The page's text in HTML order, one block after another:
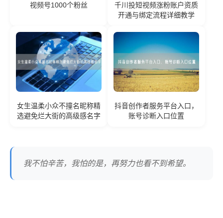
视频号1000个粉丝
千川投短视频涨粉账户资质
开通与绑定流程详细教学
女生温柔小众不撞名昵称精
选避免烂大街的高级感名字
抖音创作者服务平台入口，
账号诊断入口位置
我不怕辛苦，我怕的是，再努力也看不到希望。